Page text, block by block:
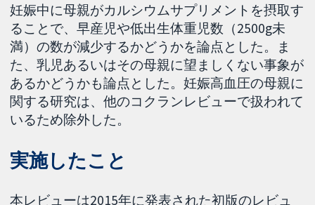
妊娠中に母親がカルシウムサプリメントを摂取す
ることで、早産児や低出生体重児数（2500g未
満）の数が減少するかどうかを論点とした。ま
た、乳児あるいはその母親に望ましくない事象が
あるかどうかも論点とした。妊娠高血圧の母親に
関する研究は、他のコクランレビューで扱われて
いるため除外した。
実施したこと
本レビューは2015年に発表された初版のレビュ